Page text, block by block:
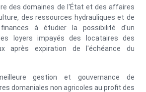
des domaines de l'État et des affaires
des ressources hydrauliques et de
à étudier la possibilité d'un
loyers impayés des locataires des
après expiration de l'échéance du
gestion et gouvernance de
domaniales non agricoles au profit des